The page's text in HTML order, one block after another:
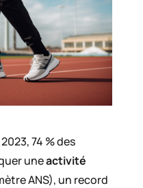
74 % des
uneactivité
ANS), un record